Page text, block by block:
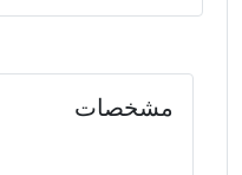
مشخصات